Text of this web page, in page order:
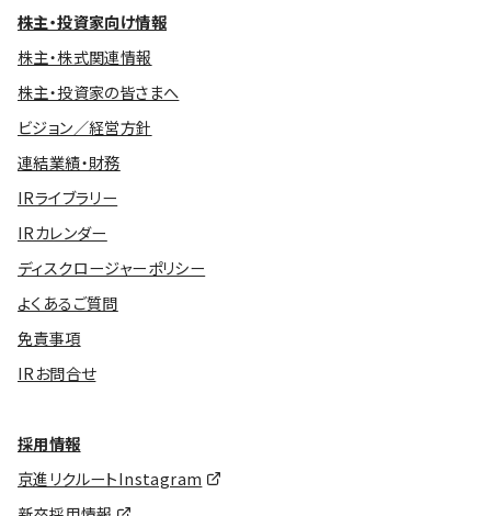
株主・投資家向け情報
株主・株式関連情報
株主・投資家の皆さまへ
ビジョン／経営方針
連結業績・財務
IRライブラリー
IRカレンダー
ディスクロージャーポリシー
よくあるご質問
免責事項
IRお問合せ
採用情報
京進リクルートInstagram